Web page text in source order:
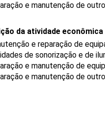
e manutenção de
da atividade
e reparação de
de sonorização e de
e manutenção de
e manutenção de